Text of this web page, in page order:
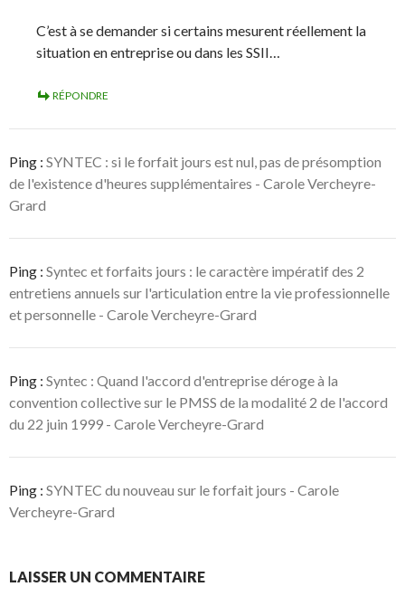
C’est à se demander si certains mesurent réellement la
situation en entreprise ou dans les SSII…
RÉPONDRE
Ping : SYNTEC : si le forfait jours est nul, pas de présomption
de l'existence d'heures supplémentaires - Carole Vercheyre-
Grard
Ping : Syntec et forfaits jours : le caractère impératif des 2
entretiens annuels sur l'articulation entre la vie professionnelle
et personnelle - Carole Vercheyre-Grard
Ping : Syntec : Quand l'accord d'entreprise déroge à la
convention collective sur le PMSS de la modalité 2 de l'accord
du 22 juin 1999 - Carole Vercheyre-Grard
Ping : SYNTEC du nouveau sur le forfait jours - Carole
Vercheyre-Grard
LAISSER UN COMMENTAIRE